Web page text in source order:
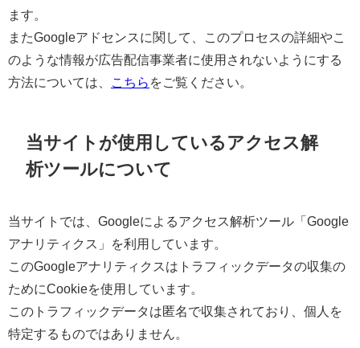
ます。
またGoogleアドセンスに関して、このプロセスの詳細やこ
のような情報が広告配信事業者に使用されないようにする
方法については、
こちら をご覧ください。
当サイトが使用しているアクセス解
析ツールについて
当サイトでは、Googleによるアクセス解析ツール「Google
アナリティクス」を利用しています。
このGoogleアナリティクスはトラフィックデータの収集の
ためにCookieを使用しています。
このトラフィックデータは匿名で収集されており、個人を
特定するものではありません。